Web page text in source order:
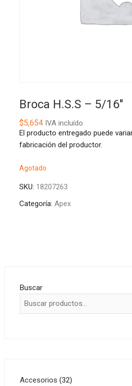
Broca H.S.S – 5/16″
$5,654IVA incluído
El producto entregado puede
fabricación del productor.
Agotado
SKU: 18207263
Categoría: Apex
Buscar
Accesorios 3232